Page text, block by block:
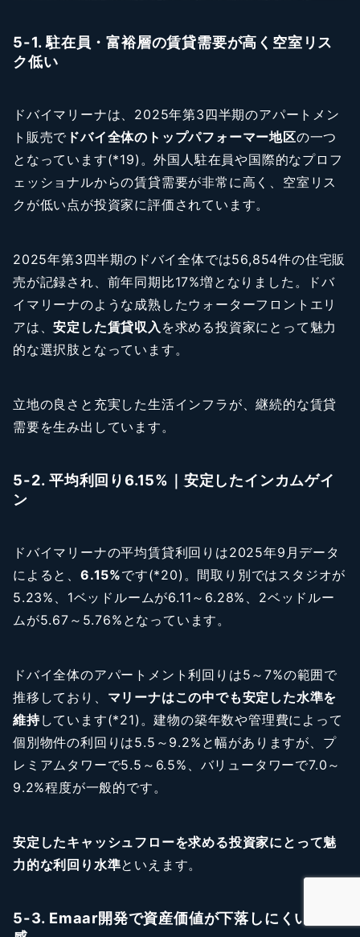
5-1. 駐在員・富裕層の賃貸需要が高く空室リス
ク低い
ドバイマリーナは、2025年第3四半期のアパートメン
ト販売で ドバイ全体のトップパフォーマー地区の一つ
となっています(*19)。外国人駐在員や国際的なプロフ
ェッショナルからの賃貸需要が非常に高く、空室リス
クが低い点が投資家に評価されています。
2025年第3四半期のドバイ全体では56,854件の住宅販
売が記録され、前年同期比17%増となりました。ドバ
イマリーナのような成熟したウォーターフロントエリ
アは、安定した賃貸収入 を求める投資家にとって魅力
的な選択肢となっています。
立地の良さと充実した生活インフラが、継続的な賃貸
需要を生み出しています。
5-2. 平均利回り6.15%｜安定したインカムゲイ
ン
ドバイマリーナの平均賃貸利回りは2025年9月データ
によると、 6.15%です(*20)。間取り別ではスタジオが
5.23%、1ベッドルームが6.11～6.28%、2ベッドルー
ムが5.67～5.76%となっています。
ドバイ全体のアパートメント利回りは5～7%の範囲で
推移しており、 マリーナはこの中でも安定した水準を
維持しています(*21)。建物の築年数や管理費によって
個別物件の利回りは5.5～9.2%と幅がありますが、プ
レミアムタワーで5.5～6.5%、バリュータワーで7.0～
9.2%程度が一般的です。
安定したキャッシュフローを求める投資家にとって魅
力的な利回り水準といえます。
5-3. Emaar開発で資産価値が下落しにくい安心